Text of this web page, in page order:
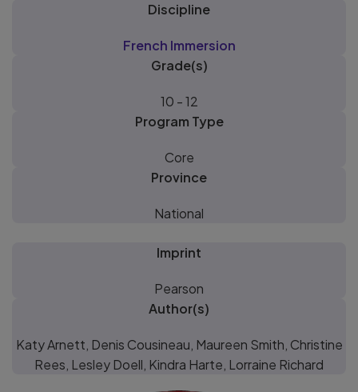
Discipline
French Immersion
Grade(s)
10 - 12
Program Type
Core
Province
National
Imprint
Pearson
Author(s)
Katy Arnett, Denis Cousineau, Maureen Smith, Christine
Rees, Lesley Doell, Kindra Harte, Lorraine Richard